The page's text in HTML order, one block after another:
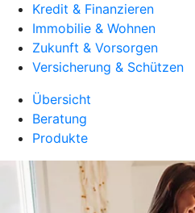
Kredit & Finanzieren
Immobilie & Wohnen
Zukunft & Vorsorgen
Versicherung & Schützen
Übersicht
Beratung
Produkte